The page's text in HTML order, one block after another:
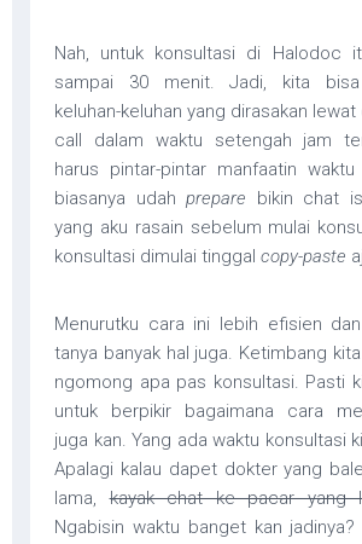
Nah, untuk konsultasi di Halodoc
sampai 30 menit. Jadi, kita bisa
keluhan-keluhan yang dirasakan
call dalam waktu setengah jam
harus pintar-pintar manfaatin
biasanya udahprepare bikin chat
yang aku rasain sebelum mulai
konsultasi dimulai tinggal copy-paste
Menurutku cara ini lebih efisien
tanya banyak hal juga. Ketimbang
ngomong apa pas konsultasi. Pasti
untuk berpikir bagaimana cara
juga kan. Yang ada waktu konsultasi
Apalagi kalau dapet dokter yang
lama,kayak chat ke pacar yang
Ngabisin waktu banget kan